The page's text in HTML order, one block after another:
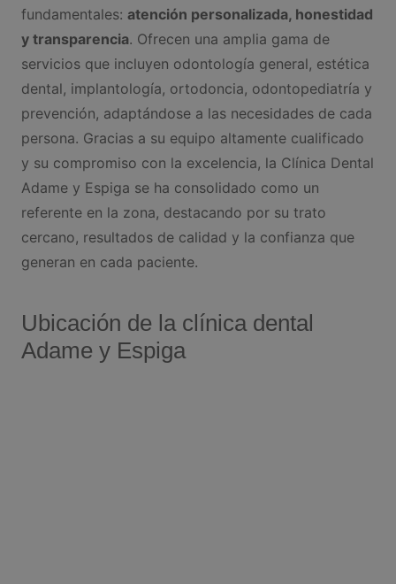
fundamentales: atención personalizada, honestidad
y transparencia. Ofrecen una amplia gama de
servicios que incluyen odontología general, estética
dental, implantología, ortodoncia, odontopediatría y
prevención, adaptándose a las necesidades de cada
persona. Gracias a su equipo altamente cualificado
y su compromiso con la excelencia, la Clínica Dental
Adame y Espiga se ha consolidado como un
referente en la zona, destacando por su trato
cercano, resultados de calidad y la confianza que
generan en cada paciente.
Ubicación de la clínica dental
Adame y Espiga